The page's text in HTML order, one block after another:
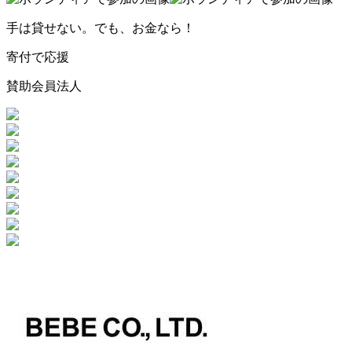
手は貸せない。でも、お金なら！
寄付で応援
賛助会員法人